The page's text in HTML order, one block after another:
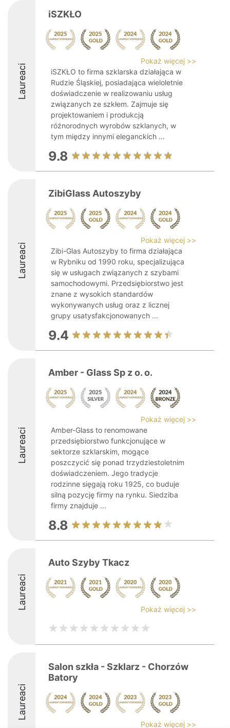
Laureaci
iSZKŁO
Pokaż więcej >>
iSZKŁO to firma szklarska działająca w
Rudzie Śląskiej, posiadająca wieloletnie
doświadczenie w realizowaniu usług
związanych ze szkłem. Zajmuje się
projektowaniem i produkcją
różnorodnych wyrobów szklanych, w
tym między innymi eleganckich ...
9.8
Laureaci
ZibiGlass Autoszyby
Pokaż więcej >>
Zibi-Glas Autoszyby to firma działająca
w Rybniku od 1990 roku, specjalizująca
się w usługach związanych z szybami
samochodowymi. Przedsiębiorstwo jest
znane z wysokich standardów
wykonywanych usług oraz z licznej
grupy usatysfakcjonowanych ...
9.4
Laureaci
Amber - Glass Sp z o. o.
Pokaż więcej >>
Amber-Glass to renomowane
przedsiębiorstwo funkcjonujące w
sektorze szklarskim, mogące
poszczycić się ponad trzydziestoletnim
doświadczeniem. Jego tradycje
rodzinne sięgają roku 1925, co buduje
silną pozycję firmy na rynku. Siedziba
firmy znajduje ...
8.8
Laureaci
Auto Szyby Tkacz
Pokaż więcej >>
Laureaci
Salon szkła - Szklarz - Chorzów
Batory
Pokaż więcej >>